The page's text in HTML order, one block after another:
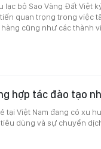
lạc bộ Sao Vàng Đất Việt
quan trọng trong việc
cũng như các thành
hợp tác đào tạo
tại Việt Nam đang có xu
dùng và sự chuyển